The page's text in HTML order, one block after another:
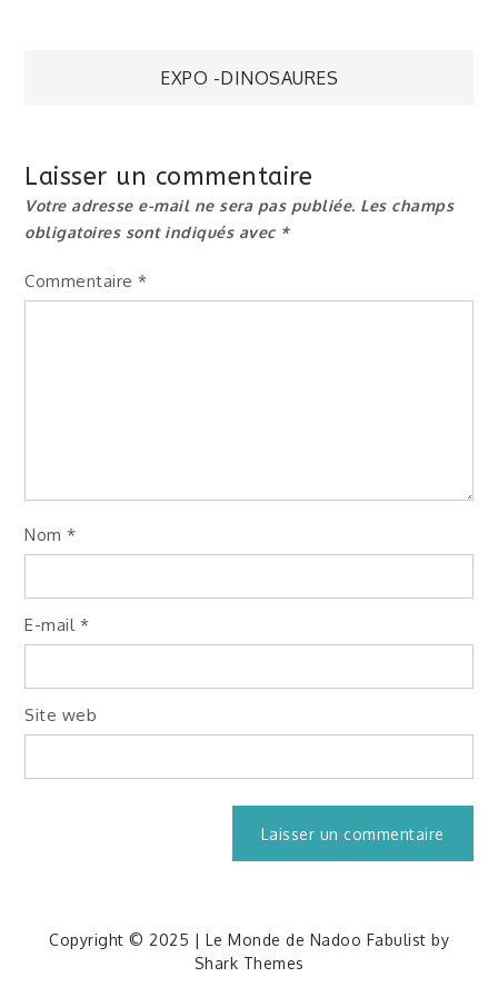
Navigation
de
l’article
EXPO -DINOSAURES
Laisser un commentaire
Votre adresse e-mail ne sera pas publiée. Les champs
obligatoires sont indiqués avec *
Commentaire*
Nom*
E-mail *
Site web
Copyright © 2025 | Le Monde de Nadoo Fabulist by
Shark Themes